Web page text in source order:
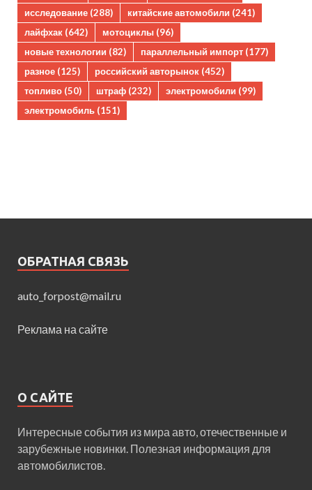
исследование (288) китайские автомобили (241)
лайфхак (642) мотоциклы (96)
новые технологии (82) параллельный импорт (177)
разное (125) российский авторынок (452)
топливо (50) штраф (232) электромобили (99)
электромобиль (151)
ОБРАТНАЯ СВЯЗЬ
auto_forpost@mail.ru
Реклама на сайте
О САЙТЕ
Интересные события из мира авто, отечественные и
зарубежные новинки. Полезная информация для
автомобилистов.